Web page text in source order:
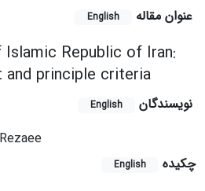
عنوان مقاله English
Republic of Iran:
principle criteria
نویسندگان English
چکیده
English